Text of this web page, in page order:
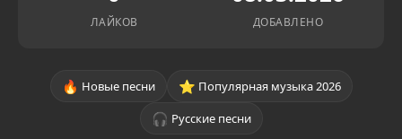
ЛАЙКОВ ДОБАВЛЕНО
🔥 Новые песни ⭐ Популярная музыка 2026
🎧 Русские песни